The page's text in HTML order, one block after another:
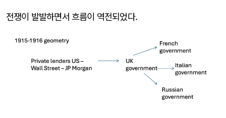
전쟁이 발발하면서 흐름이 역전되었다.